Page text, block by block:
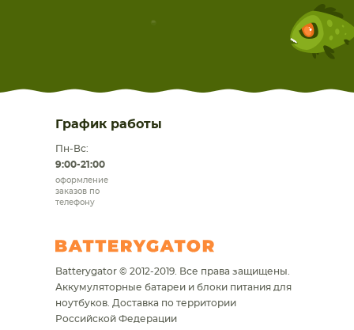
График работы
Пн-Вс:
9:00-21:00
оформление
заказов по
телефону
Batterygator © 2012-2019. Все права защищены.
Аккумуляторные батареи и блоки питания для
ноутбуков. Доставка по территории
Российской Федерации